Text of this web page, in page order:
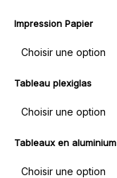
Impression Papier
Tableau plexiglas
Tableaux en aluminium